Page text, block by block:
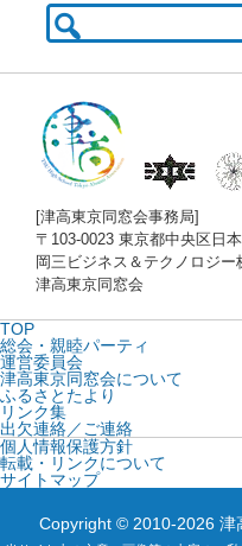
検
索:
[津高東京同窓会事務局]
〒103-0023 東京都中央区日
岡三ビジネス＆テクノロジー
津高東京同窓会
TOP
総会・親睦パーティ
運営委員会
津高東京同窓会について
ふるさとたより
リンク集
出欠連絡／ご連絡
個人情報保護方針
転載・リンクについて
サイトマップ
Copyright © 2010-2026 津